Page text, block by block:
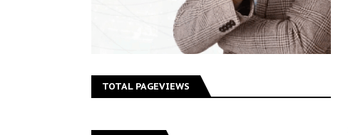
TOTAL PAGEVIEWS